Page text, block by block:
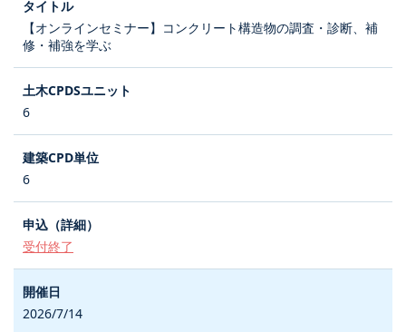
【オンラインセミナー】コンクリート構造物の調査・診断、補
修・補強を学ぶ
6
6
受付終了
2026/7/14